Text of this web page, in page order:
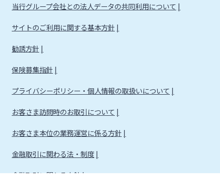
当行グループ会社との法人データの共同利用について
サイトのご利用に関する基本方針
勧誘方針
保険募集指針
プライバシーポリシー・個人情報の取扱いについて
お客さま訪問時のお取引について
お客さま本位の業務運営に係る方針
金融取引に関わる法・制度
金融取引に関わる方針